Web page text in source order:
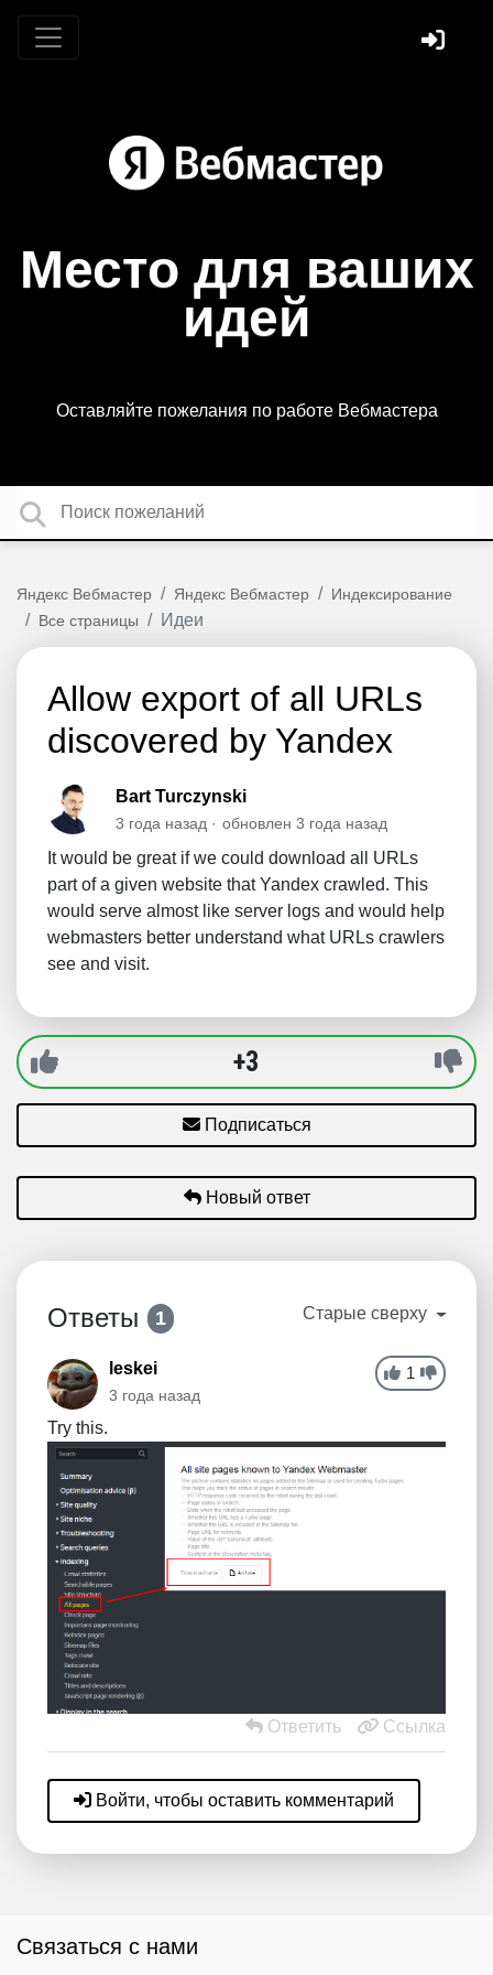
Место для ваших
идей
Оставляйте пожелания по работе Вебмастера
Яндекс Вебмастер Яндекс Вебмастер
Индексирование
Все страницы
Идеи
Allow export of all URLs
discovered by Yandex
Bart Turczynski
3 года назад обновлен 3 года назад
It would be great if we could download all URLs
part of a given website that Yandex crawled. This
would serve almost like server logs and would help
webmasters better understand what URLs crawlers
see and visit.
+3
Подписаться
Новый ответ
Ответы 1 Старые сверху
1
leskei
3 года назад
Try this.
Ответить Ссылка
Войти, чтобы оставить комментарий
Связаться с нами